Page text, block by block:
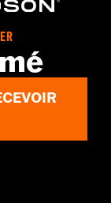
5.5
Pouces